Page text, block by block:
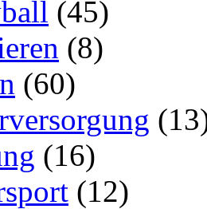
(45)
(8)
(60)
(16)
(12)